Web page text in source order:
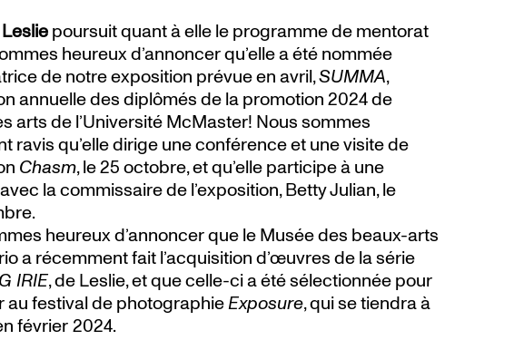
poursuit quant à elle le programme de mentorat
heureux d’annoncer qu’elle a été nommée
de notre exposition prévue en avril,SUMMA,
annuelle des diplômés de la promotion 2024 de
arts de l’Université McMaster! Nous sommes
ravis qu’elle dirige une conférence et une visite de
Chasm, le 25 octobre, et qu’elle participe à une
la commissaire de l’exposition, Betty Julian, le
heureux d’annoncer que le Musée des beaux-arts
a récemment fait l’acquisition d’œuvres de la série
IRIE, de Leslie, et que celle-ci a été sélectionnée pour
au festival de photographieExposure, qui se tiendra à
février 2024.